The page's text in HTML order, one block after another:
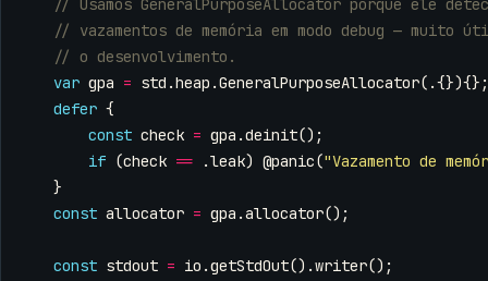
var gpa = std .heap .GeneralPurposeAllocator(.{}){};
defer {
const check = gpa .deinit();
if (check == .leak) @panic("Vazamento de
}
const allocator = gpa .allocator();
const stdout = io .getStdOut().writer();